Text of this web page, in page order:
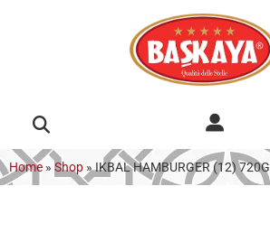
Home » Shop »IKBAL HAMBURGER (12) 720G